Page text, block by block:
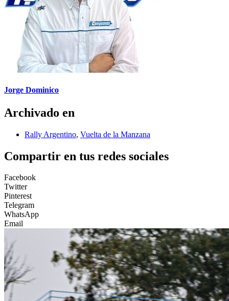
Jorge Dominico
Archivado en
Rally Argentino, Vuelta de la Manzana
Compartir en tus redes sociales
Facebook
Twitter
Pinterest
Telegram
WhatsApp
Email